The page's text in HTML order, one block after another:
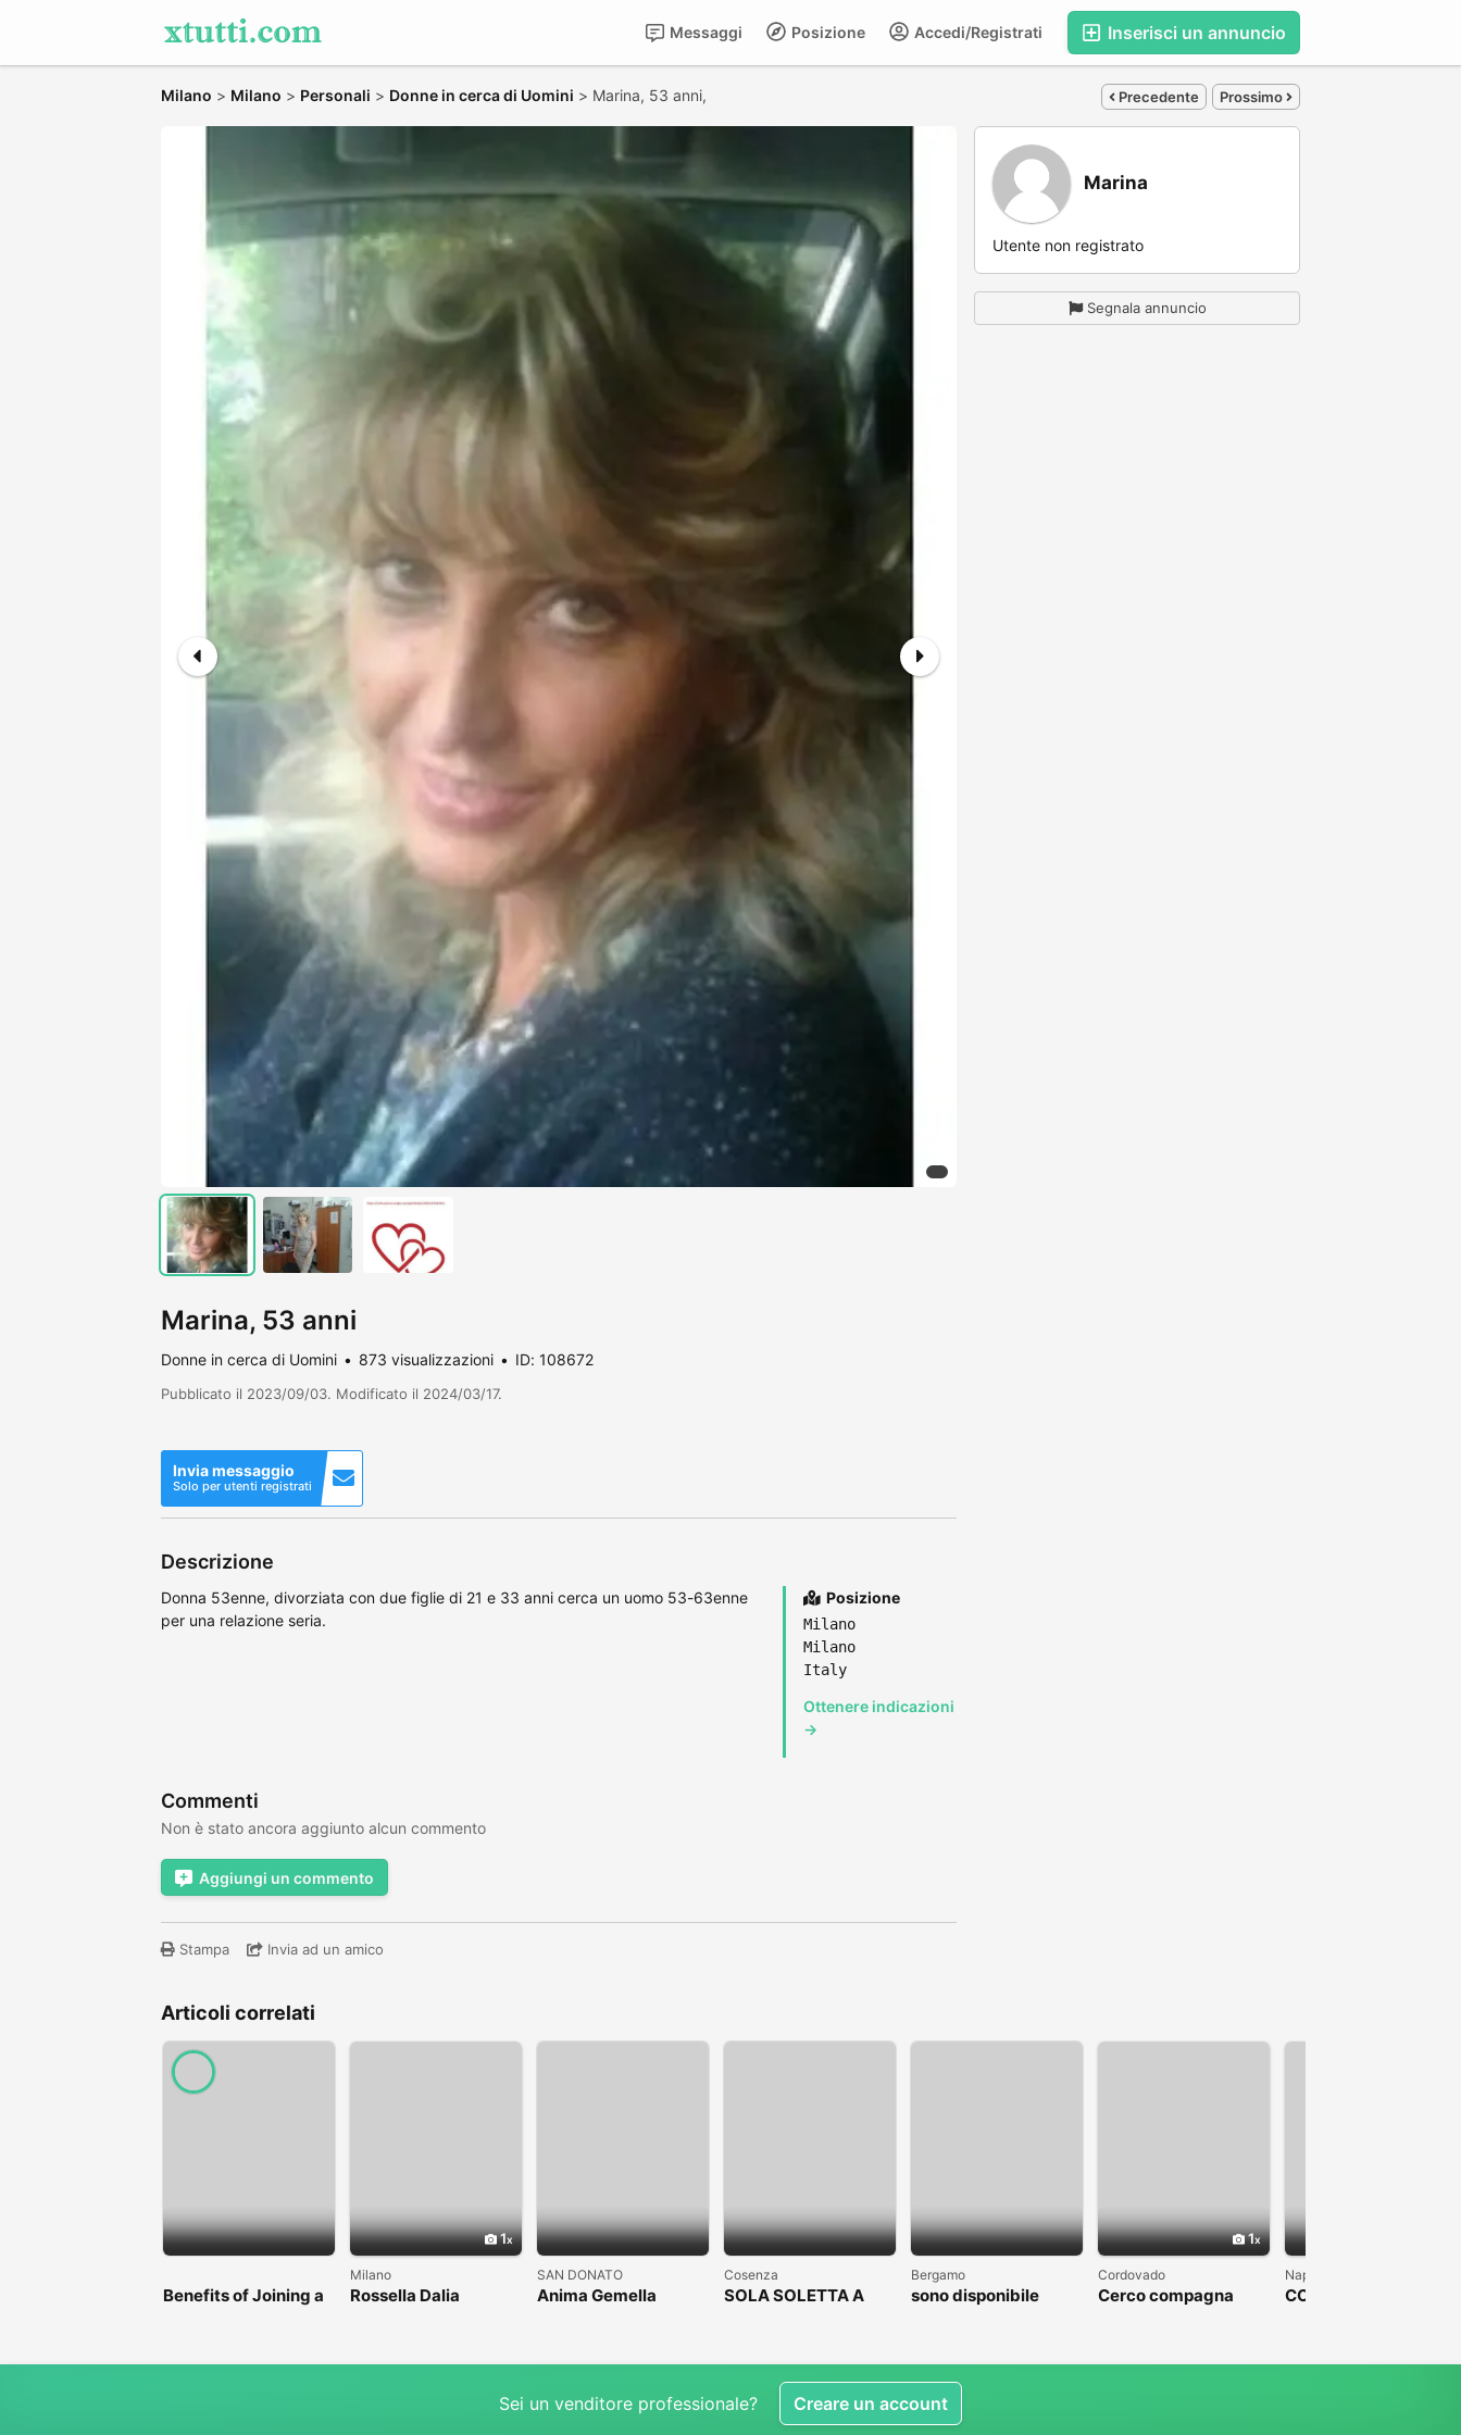
Inserisci un annuncio
Accedi/Registrati
Posizione
Messaggi
Milano > Milano > Personali > Donne in cerca di Uomini > Marina, 53 anni, Precedente Prossimo
Marina, 53 anni
Donne in cerca di Uomini 873 visualizzazioni ID: 108672
Pubblicato il 2023/09/03. Modificato il 2024/03/17.
Invia messaggio
Solo per utenti registrati
Descrizione
Donna 53enne, divorziata con due figlie di 21 e 33 anni cerca un uomo 53-63enne
per una relazione seria.
Posizione
Milano
Milano
Italy
Ottenere indicazioni
→
Commenti
Non è stato ancora aggiunto alcun commento
Aggiungi un commento
Stampa Invia ad un amico
Marina
Utente non registrato
Segnala annuncio
Articoli correlati
Benefits of Joining a
1
Milano
Rossella Dalia
SAN DONATO
Anima Gemella
Cosenza
SOLA SOLETTA A
Bergamo
sono disponibile
1
Cordovado
Cerco compagna
Napoli
COLPO DI FULMINE
Sei un venditore professionale? Creare un account